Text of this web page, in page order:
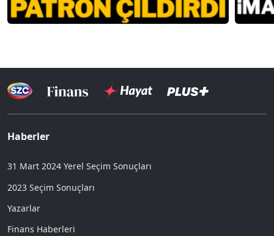
Haberler
31 Mart 2024 Yerel Seçim Sonuçları
2023 Seçim Sonuçları
Yazarlar
Finans Haberleri